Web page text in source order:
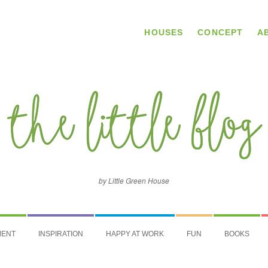
HOUSES CONCEPT
by Little Green House
INSPIRATION HAPPY AT WORK FUN BOOKS